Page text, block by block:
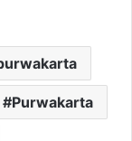
Purwakarta